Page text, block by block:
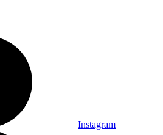
Instagram